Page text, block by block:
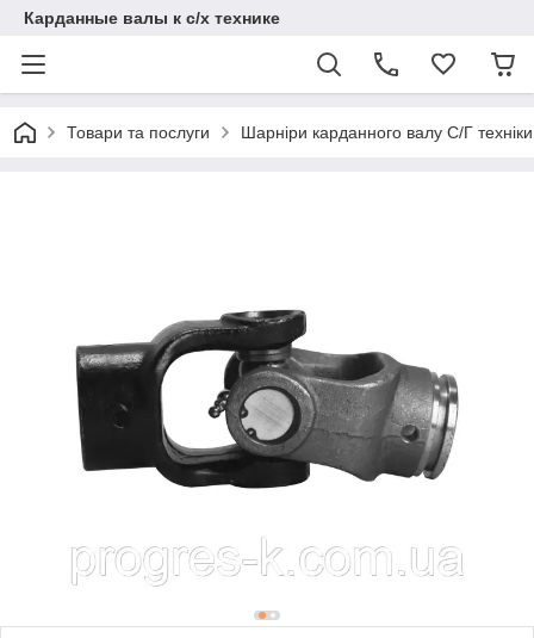
Карданные валы к с/х технике
Товари та послуги Шарніри карданного валу С/Г техніки